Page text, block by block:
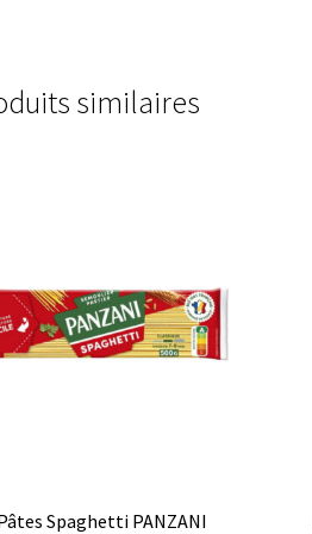
similaires
Spaghetti PANZANI